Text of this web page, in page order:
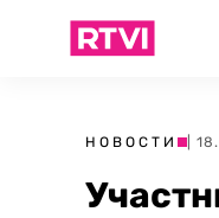
НОВОСТИ |